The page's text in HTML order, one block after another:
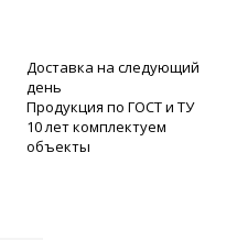
Доставка на следующий
день
Продукция по ГОСТ и ТУ
10 лет комплектуем
объекты